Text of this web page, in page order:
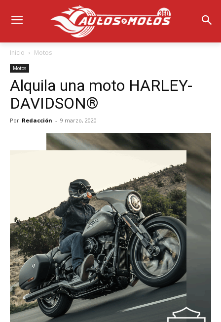
Inicio Motos
Motos
Alquila una moto HARLEY-
DAVIDSON®
Por Redacción - 9 marzo, 2020